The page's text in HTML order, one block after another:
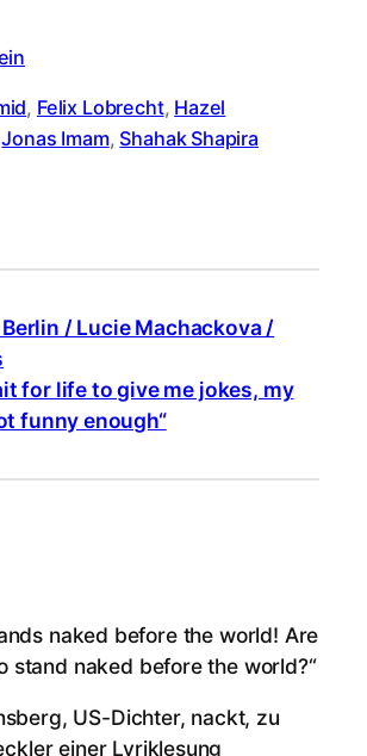
, Felix Lobrecht, Hazel
Jonas Imam, Shahak Shapira
/ Lucie Machackova /
for life to give me jokes, my
funny enough“
naked before the world! Are
stand naked before the world?“
US-Dichter, nackt, zu
einer Lyriklesung